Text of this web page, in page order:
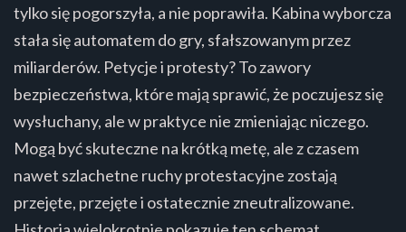
tylko się pogorszyła, a nie poprawiła. Kabina wyborcza
stała się automatem do gry, sfałszowanym przez
miliarderów. Petycje i protesty? To zawory
bezpieczeństwa, które mają sprawić, że poczujesz się
wysłuchany, ale w praktyce nie zmieniając niczego.
Mogą być skuteczne na krótką metę, ale z czasem
nawet szlachetne ruchy protestacyjne zostają
przejęte, przejęte i ostatecznie zneutralizowane.